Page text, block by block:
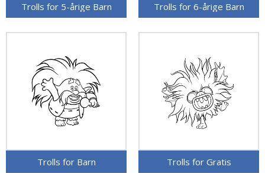
Trolls for 5-årige Barn Trolls for 6-årige Barn
Trolls for Barn Trolls for Gratis